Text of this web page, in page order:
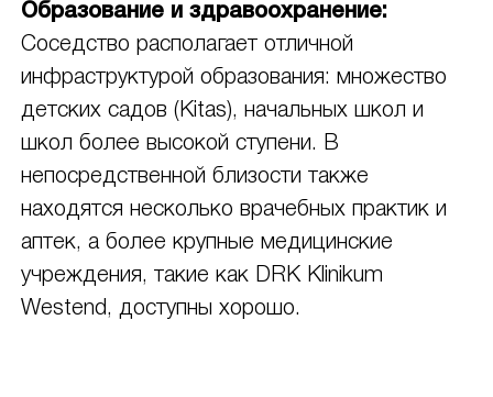
Образование и здравоохранение:
Соседство располагает отличной
инфраструктурой образования: множество
детских садов (Kitas), начальных школ и
школ более высокой ступени. В
непосредственной близости также
находятся несколько врачебных практик и
аптек, а более крупные медицинские
учреждения, такие как DRK Klinikum
Westend, доступны хорошо.